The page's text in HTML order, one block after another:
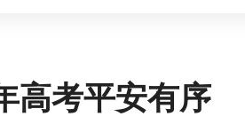
高考平安有序